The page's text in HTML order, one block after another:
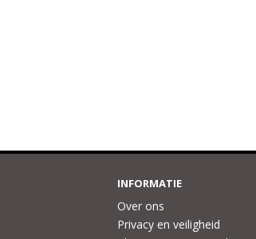
INFORMATIE
Over ons
Privacy en veiligheid